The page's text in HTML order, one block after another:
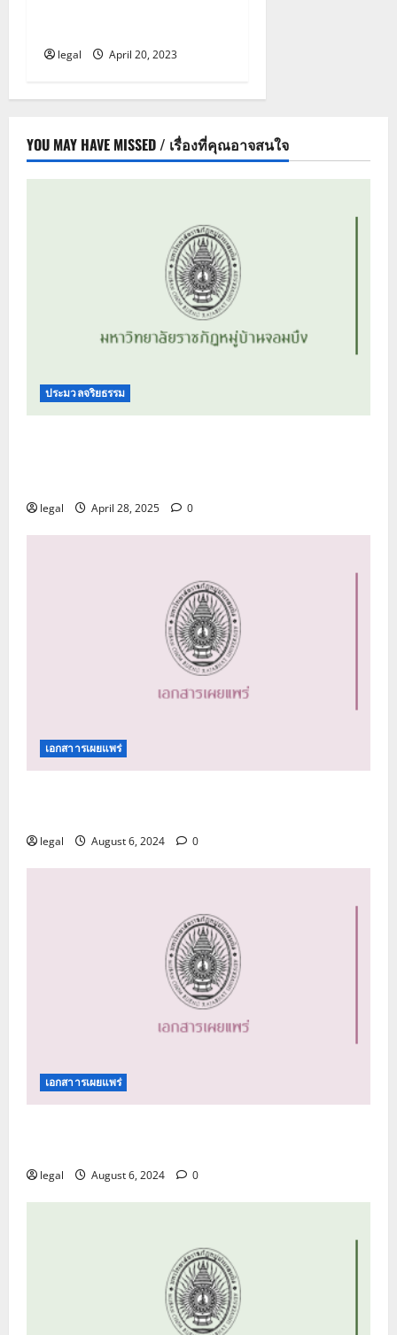
legal April 20, 2023
YOU MAY HAVE MISSED / เรื่องที่คุณอาจสนใจ
ประมวลจริยธรรม
legal April 28, 2025 0
เอกสาารเผยแพร่
legal August 6, 2024 0
เอกสาารเผยแพร่
legal August 6, 2024 0